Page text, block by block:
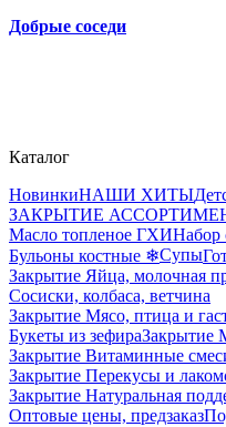
Добрые соседи
Каталог
НовинкиНАШИ ХИТЫ
ЗАКРЫТИЕ
Масло топленое ГХИНабор
Бульоны костные ❄Супы
Закрытие Яйца, молочная
Сосиски, колбаса, ветчина
Закрытие Мясо, птица и
Букеты из зефираЗакрытие
Закрытие Витаминные
Закрытие Перекусы и
Закрытие Натуральная
Оптовые цены, предзаказ